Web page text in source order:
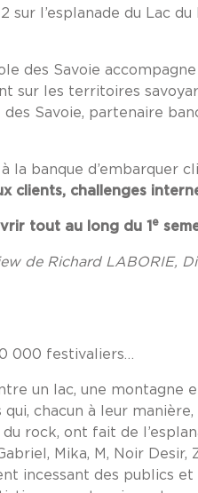
sur l’esplanade du Lac
des Savoie
sur les territoires
Savoie, partenaire
la banque d’embarquer
clients, challenges
tout au long du 1 e
de Richard LABORIE,
000 festivaliers…
un lac, une montagne
chacun à leur
rock, ont fait de
Mika, M, Noir Desir,
incessant des publics